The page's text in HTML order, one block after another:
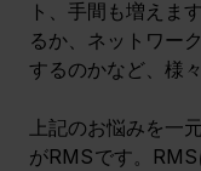
ト、手間も増えま
るか、ネットワー
するのかなど、様
上記のお悩みを一
がRMSです。